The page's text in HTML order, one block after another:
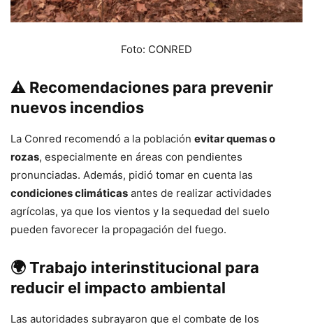
Foto: CONRED
⚠️ Recomendaciones para prevenir
nuevos incendios
La Conred recomendó a la población evitar quemas o
rozas, especialmente en áreas con pendientes
pronunciadas. Además, pidió tomar en cuenta las
condiciones climáticas antes de realizar actividades
agrícolas, ya que los vientos y la sequedad del suelo
pueden favorecer la propagación del fuego.
🌍 Trabajo interinstitucional para
reducir el impacto ambiental
Las autoridades subrayaron que el combate de los